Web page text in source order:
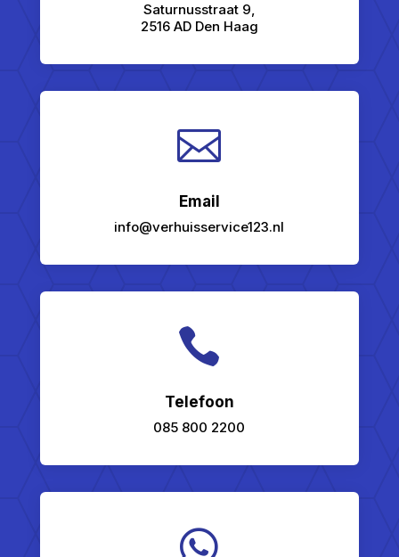
Saturnusstraat 9,
2516 AD Den Haag

Email
info@verhuisservice123.nl

Telefoon
085 800 2200
